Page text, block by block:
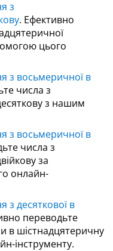
з
. Ефективно
цього
з восьмеричної в
числа з
з нашим
з восьмеричної в
числа з
за
онлайн-
з десяткової в
переводьте
в шістнадцятеричну
інструменту.